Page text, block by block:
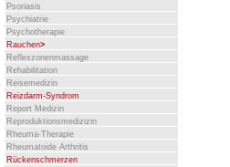
Psoriasis
Psychiatrie
Psychotherapie
Rauchen>
Reflexzonenmassage
Rehabilitation
Reisemedizin
Reizdarm-Syndrom
Report Medizin
Reproduktionsmedizizin
Rheuma-Therapie
Rheumatoide Arthritis
Rückenschmerzen